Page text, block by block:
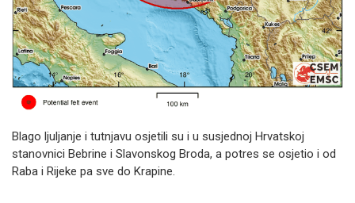
Blago ljuljanje i tutnjavu osjetili su i u susjednoj Hrvatskoj
stanovnici Bebrine i Slavonskog Broda, a potres se osjetio i od
Raba i Rijeke pa sve do Krapine.